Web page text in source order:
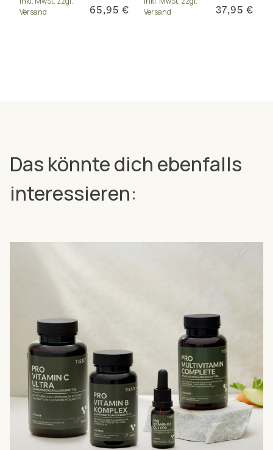
Versand
65,95 €
bewährte Kombination.
Versand
37,95 €
Das könnte dich ebenfalls
interessieren: